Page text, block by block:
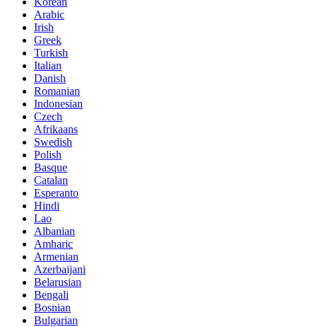
Arabic
Irish
Greek
Turkish
Italian
Danish
Romanian
Indonesian
Czech
Afrikaans
Swedish
Polish
Basque
Catalan
Esperanto
Hindi
Lao
Albanian
Amharic
Armenian
Azerbaijani
Belarusian
Bengali
Bosnian
Bulgarian